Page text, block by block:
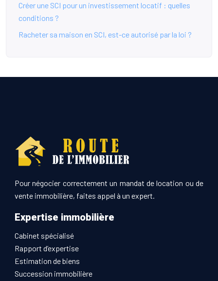
Créer une SCI pour un investissement locatif : quelles
conditions ?
Racheter sa maison en SCI, est-ce autorisé par la loi ?
Pour négocier correctement un mandat de location ou de
vente immobilière, faites appel à un expert.
Expertise immobilière
Cabinet spécialisé
Rapport d’expertise
Estimation de biens
Succession immobilière